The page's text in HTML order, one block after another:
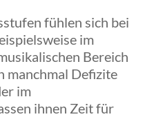
fühlen sich bei
im
Bereich
manchmal Defizite
im
ihnen Zeit für